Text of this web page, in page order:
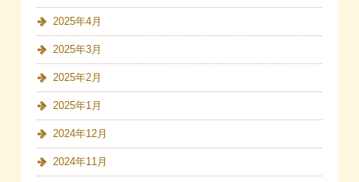
2025年4月
2025年3月
2025年2月
2025年1月
2024年12月
2024年11月